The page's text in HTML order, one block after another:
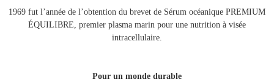
1969 fut l’année de l’obtention du brevet de Sérum océanique PREMIUM
ÉQUILIBRE, premier plasma marin pour une nutrition à visée
intracellulaire.
Pour un monde durable